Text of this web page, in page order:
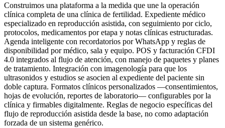
Construimos una plataforma a la medida que une la operación
clínica completa de una clínica de fertilidad. Expediente médico
especializado en reproducción asistida, con seguimiento por ciclo,
protocolos, medicamentos por etapa y notas clínicas estructuradas.
Agenda inteligente con recordatorios por WhatsApp y reglas de
disponibilidad por médico, sala y equipo. POS y facturación CFDI
4.0 integrados al flujo de atención, con manejo de paquetes y planes
de tratamiento. Integración con imagenología para que los
ultrasonidos y estudios se asocien al expediente del paciente sin
doble captura. Formatos clínicos personalizados —consentimientos,
hojas de evolución, reportes de laboratorio— configurables por la
clínica y firmables digitalmente. Reglas de negocio específicas del
flujo de reproducción asistida desde la base, no como adaptación
forzada de un sistema genérico.